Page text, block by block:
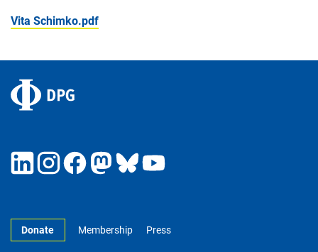
Vita Schimko.pdf
Donate Membership Press